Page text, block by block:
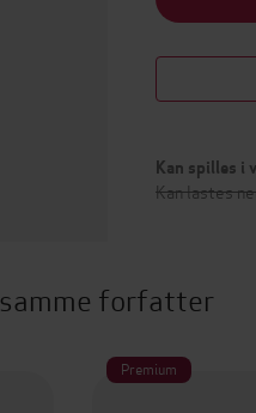
Kan spilles i
Kan lastes
forfatter
Premium